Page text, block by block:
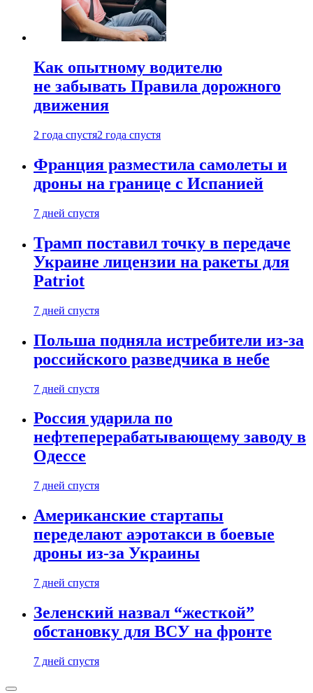
Как опытному водителю
не забывать Правила дорожного
движения
2 года спустя2 года спустя
Франция разместила самолеты и
дроны на границе с Испанией
7 дней спустя
Трамп поставил точку в передаче
Украине лицензии на ракеты для
Patriot
7 дней спустя
Польша подняла истребители из-за
российского разведчика в небе
7 дней спустя
Россия ударила по
нефтеперерабатывающему заводу в
Одессе
7 дней спустя
Американские стартапы
переделают аэротакси в боевые
дроны из-за Украины
7 дней спустя
Зеленский назвал “жесткой”
обстановку для ВСУ на фронте
7 дней спустя